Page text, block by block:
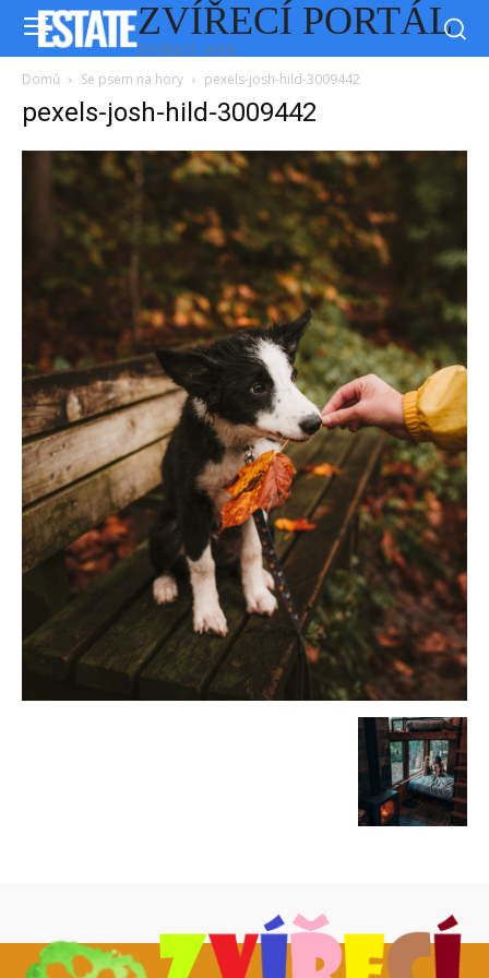
ZVÍŘECÍ PORTÁL
ZVÍŘECÍ WEB
Domů Se psem na hory pexels-josh-hild-3009442
pexels-josh-hild-3009442